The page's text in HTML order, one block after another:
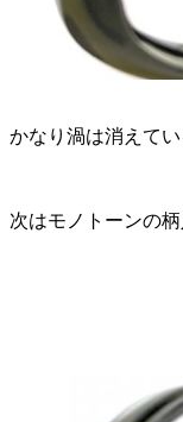
かなり渦は消えてい
次はモノトーンの